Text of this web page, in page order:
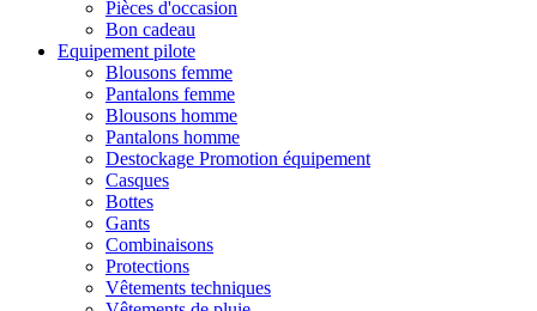
Pièces d'occasion
Bon cadeau
Equipement pilote
Blousons femme
Pantalons femme
Blousons homme
Pantalons homme
Destockage Promotion équipement
Casques
Bottes
Gants
Combinaisons
Protections
Vêtements techniques